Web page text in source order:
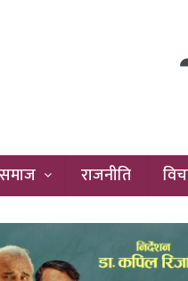
समाज राजनीति